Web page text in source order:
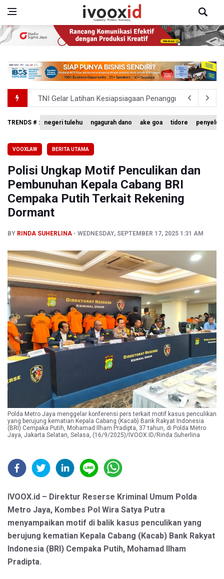
TNI Gelar Latihan Kesiapsiagaan Penanggulangan
Pemprov Jabar Sediakan Knalpot Standar Gratis di Pos
Flores Bersiap Gelar Festival Golo Koe 2026,
Kemkomdigi Targetkan Reaktivasi IGRS Rampung 2026
TRENDS # : negeri tulehu ngagurah dano ake goa tidore
VOOXLAW BERITA UTAMA
Polisi Ungkap Motif Penculikan dan
Pembunuhan Kepala Cabang BRI
Cempaka Putih Terkait Rekening
Dormant
BY RINDA SUHERLINA WEDNESDAY, SEPTEMBER 17, 2025 1:31 AM
Polda Metro Jaya menggelar konferensi pers terkait motif kasus penculikan
yang berujung kematian Kepala Cabang (Kacab) Bank Rakyat Indonesia
(BRI) Cempaka Putih, Mohamad Ilham Pradipta, 37 tahun, di Polda Metro
Jaya, Jakarta Selatan, Selasa, (16/9/2025)/IVOOX.ID/Rinda Suherlina
IVOOX.id – Direktur Reserse Kriminal Umum Polda
Metro Jaya, Kombes Pol Wira Satya Putra
menyampaikan motif di balik kasus penculikan yang
berujung kematian Kepala Cabang (Kacab) Bank Rakyat
Indonesia (BRI) Cempaka Putih, Mohamad Ilham
Pradipta.